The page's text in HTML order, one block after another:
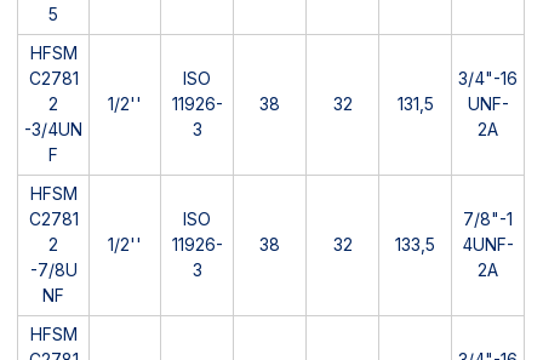
5
HFSM
C2781
2
-3/4UN
F
1/2''
ISO
11926-
3
38 32 131,5
3/4"-16
UNF-
2A
HFSM
C2781
2
-7/8U
NF
1/2''
ISO
11926-
3
38 32 133,5
7/8"-1
4UNF-
2A
HFSM